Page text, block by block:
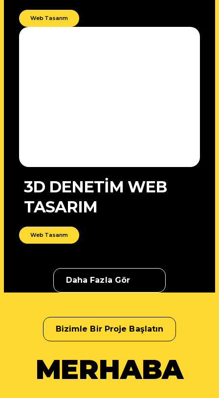
Web Tasarım
3D DENETİM WEB
TASARIM
Web Tasarım
Daha Fazla Gör
Bizimle Bir Proje Başlatın
MERHABA